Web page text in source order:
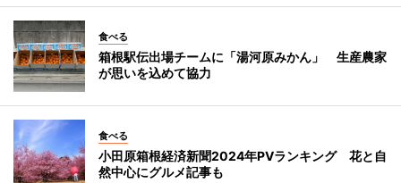
食べる
箱根駅伝出場チームに「湯河原みかん」 生産農家
が思いを込めて協力
食べる
小田原箱根経済新聞2024年PVランキング 花と自
然中心にグルメ記事も